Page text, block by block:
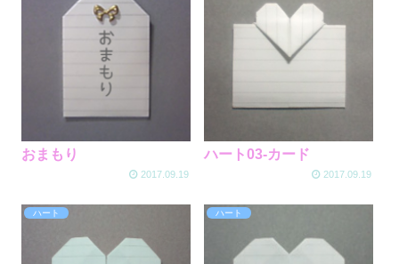
おまもり
2017.09.19
ハート03-カード
2017.09.19
ハート ハート